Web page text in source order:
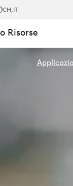
CH,IT
Risorse